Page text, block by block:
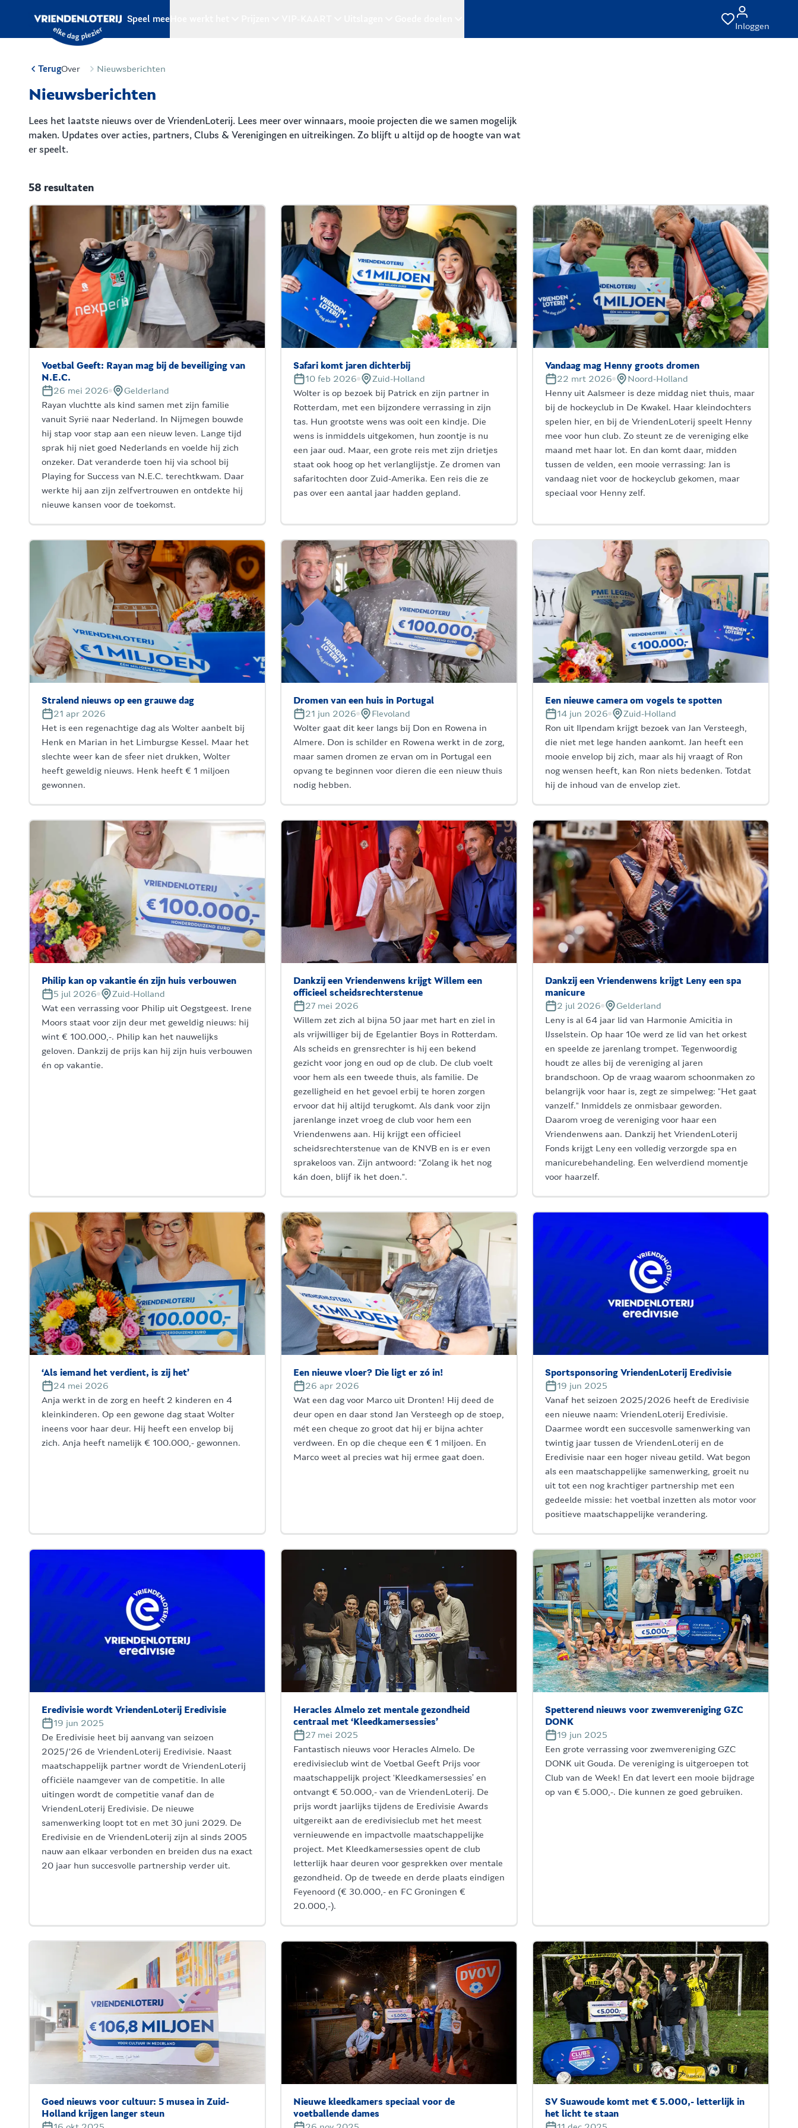
Speel mee
Inloggen
TerugOver Nieuwsberichten
Nieuwsberichten
Lees het laatste nieuws over de VriendenLoterij. Lees meer over winnaars, mooie projecten die we samen mogelijk
maken. Updates over acties, partners, Clubs & Verenigingen en uitreikingen. Zo blijft u altijd op de hoogte van wat
er speelt.
58 resultaten
Voetbal Geeft: Rayan mag bij de beveiliging van
N.E.C.
26 mei 2026
Gelderland
Rayan vluchtte als kind samen met zijn familie
vanuit Syrië naar Nederland. In Nijmegen bouwde
hij stap voor stap aan een nieuw leven. Lange tijd
sprak hij niet goed Nederlands en voelde hij zich
onzeker. Dat veranderde toen hij via school bij
Playing for Success van N.E.C. terechtkwam. Daar
werkte hij aan zijn zelfvertrouwen en ontdekte hij
nieuwe kansen voor de toekomst.
Safari komt jaren dichterbij
10 feb 2026
Zuid-Holland
Wolter is op bezoek bij Patrick en zijn partner in
Rotterdam, met een bijzondere verrassing in zijn
tas. Hun grootste wens was ooit een kindje. Die
wens is inmiddels uitgekomen, hun zoontje is nu
een jaar oud. Maar, een grote reis met zijn drietjes
staat ook hoog op het verlanglijstje. Ze dromen van
safaritochten door Zuid-Amerika. Een reis die ze
pas over een aantal jaar hadden gepland.
Vandaag mag Henny groots dromen
22 mrt 2026
Noord-Holland
Henny uit Aalsmeer is deze middag niet thuis, maar
bij de hockeyclub in De Kwakel. Haar kleindochters
spelen hier, en bij de VriendenLoterij speelt Henny
mee voor hun club. Zo steunt ze de vereniging elke
maand met haar lot. En dan komt daar, midden
tussen de velden, een mooie verrassing: Jan is
vandaag niet voor de hockeyclub gekomen, maar
speciaal voor Henny zelf.
Stralend nieuws op een grauwe dag
21 apr 2026
Het is een regenachtige dag als Wolter aanbelt bij
Henk en Marian in het Limburgse Kessel. Maar het
slechte weer kan de sfeer niet drukken, Wolter
heeft geweldig nieuws. Henk heeft € 1 miljoen
gewonnen.
Dromen van een huis in Portugal
21 jun 2026
Flevoland
Wolter gaat dit keer langs bij Don en Rowena in
Almere. Don is schilder en Rowena werkt in de zorg,
maar samen dromen ze ervan om in Portugal een
opvang te beginnen voor dieren die een nieuw thuis
nodig hebben.
Een nieuwe camera om vogels te spotten
14 jun 2026
Zuid-Holland
Ron uit Ilpendam krijgt bezoek van Jan Versteegh,
die niet met lege handen aankomt. Jan heeft een
mooie envelop bij zich, maar als hij vraagt of Ron
nog wensen heeft, kan Ron niets bedenken. Totdat
hij de inhoud van de envelop ziet.
Philip kan op vakantie én zijn huis verbouwen
5 jul 2026
Zuid-Holland
Wat een verrassing voor Philip uit Oegstgeest. Irene
Moors staat voor zijn deur met geweldig nieuws: hij
wint € 100.000,-. Philip kan het nauwelijks
geloven. Dankzij de prijs kan hij zijn huis verbouwen
én op vakantie.
Dankzij een Vriendenwens krijgt Willem een
officieel scheidsrechterstenue
27 mei 2026
Willem zet zich al bijna 50 jaar met hart en ziel in
als vrijwilliger bij de Egelantier Boys in Rotterdam.
Als scheids en grensrechter is hij een bekend
gezicht voor jong en oud op de club. De club voelt
voor hem als een tweede thuis, als familie. De
gezelligheid en het gevoel erbij te horen zorgen
ervoor dat hij altijd terugkomt. Als dank voor zijn
jarenlange inzet vroeg de club voor hem een
Vriendenwens aan. Hij krijgt een officieel
scheidsrechterstenue van de KNVB en is er even
sprakeloos van. Zijn antwoord: "Zolang ik het nog
kán doen, blijf ik het doen.".
Dankzij een Vriendenwens krijgt Leny een spa
manicure
2 jul 2026
Gelderland
Leny is al 64 jaar lid van Harmonie Amicitia in
IJsselstein. Op haar 10e werd ze lid van het orkest
en speelde ze jarenlang trompet. Tegenwoordig
houdt ze alles bij de vereniging al jaren
brandschoon. Op de vraag waarom schoonmaken zo
belangrijk voor haar is, zegt ze simpelweg: "Het gaat
vanzelf." Inmiddels ze onmisbaar geworden.
Daarom vroeg de vereniging voor haar een
Vriendenwens aan. Dankzij het VriendenLoterij
Fonds krijgt Leny een volledig verzorgde spa en
manicurebehandeling. Een welverdiend momentje
voor haarzelf.
‘Als iemand het verdient, is zij het’
24 mei 2026
Anja werkt in de zorg en heeft 2 kinderen en 4
kleinkinderen. Op een gewone dag staat Wolter
ineens voor haar deur. Hij heeft een envelop bij
zich. Anja heeft namelijk € 100.000,- gewonnen.
Een nieuwe vloer? Die ligt er zó in!
26 apr 2026
Wat een dag voor Marco uit Dronten! Hij deed de
deur open en daar stond Jan Versteegh op de stoep,
mét een cheque zo groot dat hij er bijna achter
verdween. En op die cheque een € 1 miljoen. En
Marco weet al precies wat hij ermee gaat doen.
Sportsponsoring VriendenLoterij Eredivisie
19 jun 2025
Vanaf het seizoen 2025/2026 heeft de Eredivisie
een nieuwe naam: VriendenLoterij Eredivisie.
Daarmee wordt een succesvolle samenwerking van
twintig jaar tussen de VriendenLoterij en de
Eredivisie naar een hoger niveau getild. Wat begon
als een maatschappelijke samenwerking, groeit nu
uit tot een nog krachtiger partnership met een
gedeelde missie: het voetbal inzetten als motor voor
positieve maatschappelijke verandering.
Eredivisie wordt VriendenLoterij Eredivisie
19 jun 2025
De Eredivisie heet bij aanvang van seizoen
2025/‘26 de VriendenLoterij Eredivisie. Naast
maatschappelijk partner wordt de VriendenLoterij
officiële naamgever van de competitie. In alle
uitingen wordt de competitie vanaf dan de
VriendenLoterij Eredivisie. De nieuwe
samenwerking loopt tot en met 30 juni 2029. De
Eredivisie en de VriendenLoterij zijn al sinds 2005
nauw aan elkaar verbonden en breiden dus na exact
20 jaar hun succesvolle partnership verder uit.
Heracles Almelo zet mentale gezondheid
centraal met ‘Kleedkamersessies’
27 mei 2025
Fantastisch nieuws voor Heracles Almelo. De
eredivisieclub wint de Voetbal Geeft Prijs voor
maatschappelijk project 'Kleedkamersessies’ en
ontvangt € 50.000,- van de VriendenLoterij. De
prijs wordt jaarlijks tijdens de Eredivisie Awards
uitgereikt aan de eredivisieclub met het meest
vernieuwende en impactvolle maatschappelijke
project. Met Kleedkamersessies opent de club
letterlijk haar deuren voor gesprekken over mentale
gezondheid. Op de tweede en derde plaats eindigen
Feyenoord (€ 30.000,- en FC Groningen €
20.000,-).
Spetterend nieuws voor zwemvereniging GZC
DONK
19 jun 2025
Een grote verrassing voor zwemvereniging GZC
DONK uit Gouda. De vereniging is uitgeroepen tot
Club van de Week! En dat levert een mooie bijdrage
op van € 5.000,-. Die kunnen ze goed gebruiken.
Goed nieuws voor cultuur: 5 musea in Zuid-
Holland krijgen langer steun
Nieuwe kleedkamers speciaal voor de
voetballende dames
SV Suawoude komt met € 5.000,- letterlijk in
het licht te staan